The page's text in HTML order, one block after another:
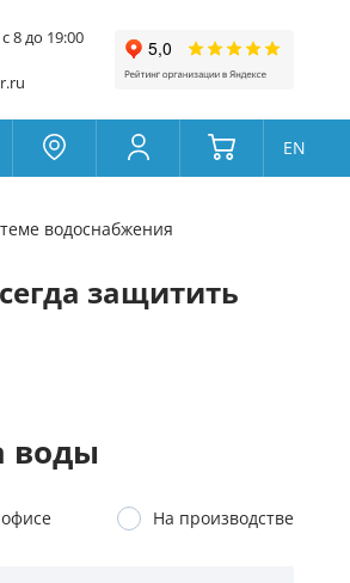
8 до 19:00
Система очистки воды для
Колумбус
Поддержка
Избранное
EN
водоснабжения
защитить
воды
На производстве